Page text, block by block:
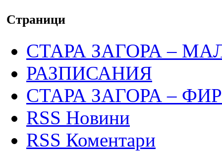
Страници
СТАРА ЗАГОРА –
РАЗПИСАНИЯ
СТАРА ЗАГОРА –
RSS Новини
RSS Коментари